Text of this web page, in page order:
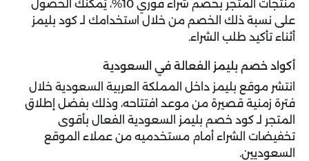
منتجات المتجر بخصم شراء فوري 10%، يُمكنك الحصول
على نسبة ذلك الخصم من خلال استخدامك لـ كود بليمز
أثناء تأكيد طلب الشراء.
أكواد خصم بليمز الفعالة في السعودية
انتشر موقع بليمز داخل المملكة العربية السعودية خلال
فترة زمنية قصيرة من موعد افتتاحه، وذلك بفضل إطلاق
المتجر لـ كود خصم بليمز السعودية الفعال بأقوى
تخفيضات الشراء أمام مستخدميه من عملاء الموقع
السعوديين.